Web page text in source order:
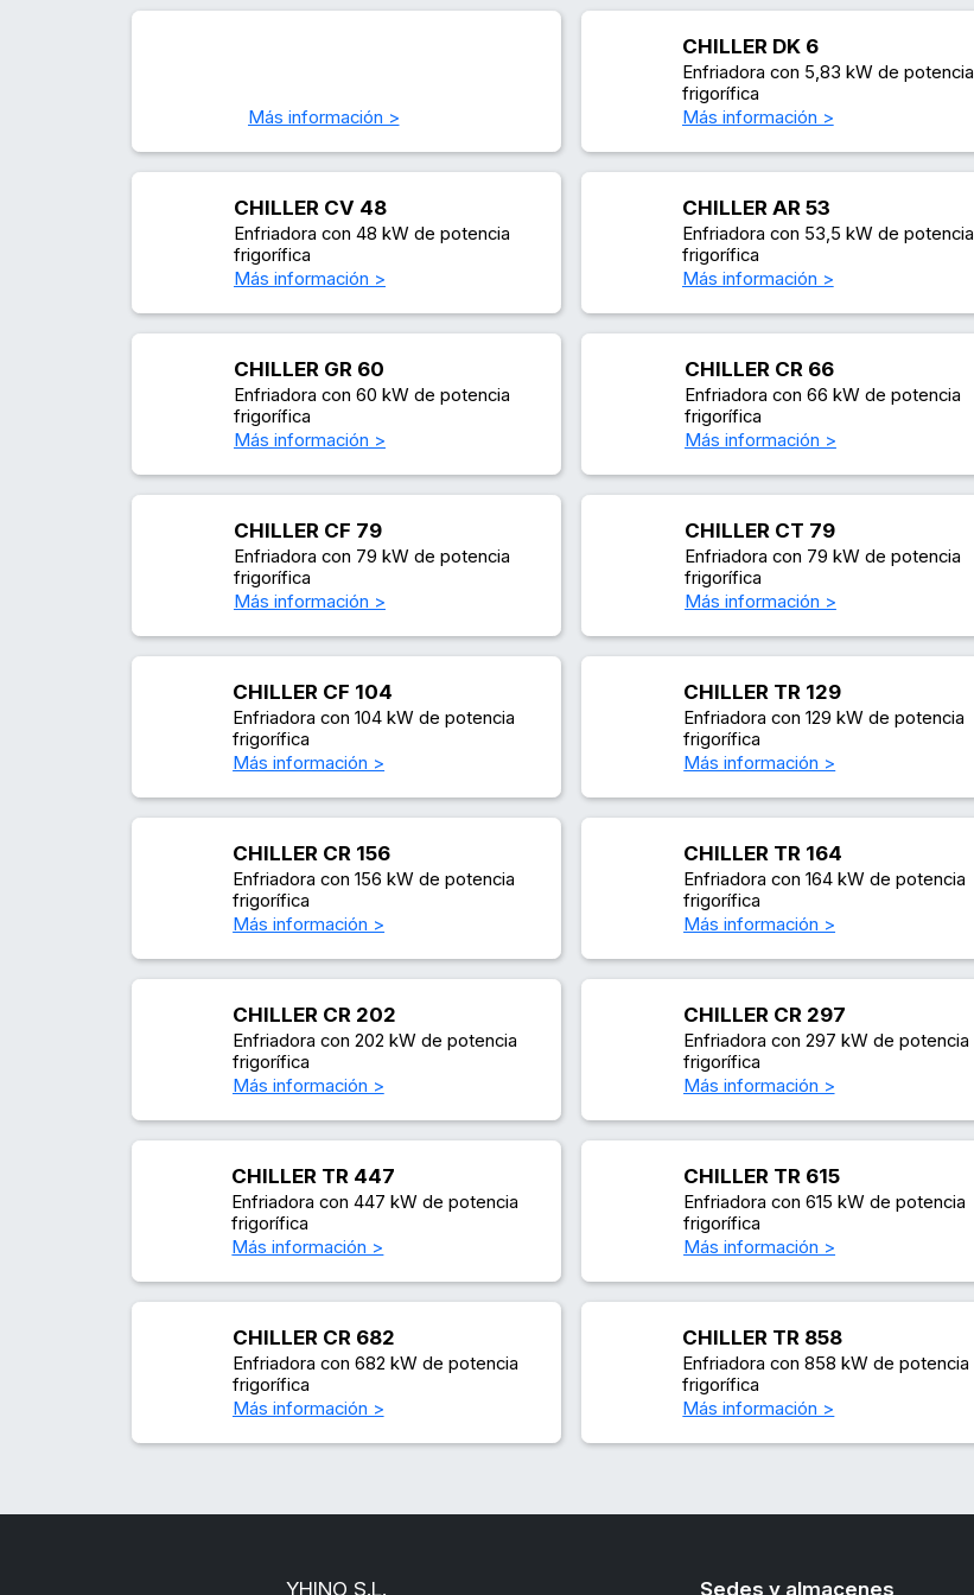
Más información >
CHILLER DK 6
Enfriadora con 5,83 kW de potencia
frigorífica
Más información >
CHILLER CV 48
Enfriadora con 48 kW de potencia
frigorífica
Más información >
CHILLER AR 53
Enfriadora con 53,5 kW de potencia
frigorífica
Más información >
CHILLER GR 60
Enfriadora con 60 kW de potencia
frigorífica
Más información >
CHILLER CR 66
Enfriadora con 66 kW de potencia
frigorífica
Más información >
CHILLER CF 79
Enfriadora con 79 kW de potencia
frigorífica
Más información >
CHILLER CT 79
Enfriadora con 79 kW de potencia
frigorífica
Más información >
CHILLER CF 104
Enfriadora con 104 kW de potencia
frigorífica
Más información >
CHILLER TR 129
Enfriadora con 129 kW de potencia
frigorífica
Más información >
CHILLER CR 156
Enfriadora con 156 kW de potencia
frigorífica
Más información >
CHILLER TR 164
Enfriadora con 164 kW de potencia
frigorífica
Más información >
CHILLER CR 202
Enfriadora con 202 kW de potencia
frigorífica
Más información >
CHILLER CR 297
Enfriadora con 297 kW de potencia
frigorífica
Más información >
CHILLER TR 447
Enfriadora con 447 kW de potencia
frigorífica
Más información >
CHILLER TR 615
Enfriadora con 615 kW de potencia
frigorífica
Más información >
CHILLER CR 682
Enfriadora con 682 kW de potencia
frigorífica
Más información >
CHILLER TR 858
Enfriadora con 858 kW de potencia
frigorífica
Más información >
YHINO S.L. Sedes y almacenes